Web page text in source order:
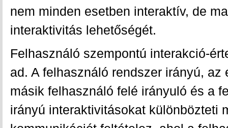
nem minden esetben interaktív, de
interaktivitás lehetőségét.
Felhasználó szempontú interakció-
ad. A felhasználó rendszer irányú, az
másik felhasználó felé irányuló és a
irányú interaktivitásokat különbözteti